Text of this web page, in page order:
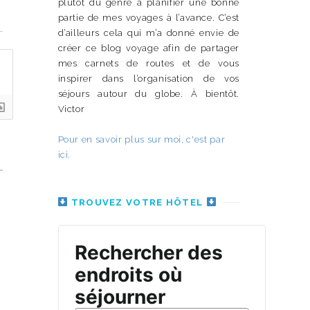
plutôt du genre à planifier une bonne
partie de mes voyages à l’avance. C’est
d’ailleurs cela qui m’a donné envie de
créer ce blog voyage afin de partager
mes carnets de routes et de vous
inspirer dans l’organisation de vos
séjours autour du globe. À bientôt.
Victor
Pour en savoir plus sur moi, c'est par
ici.
TROUVEZ VOTRE HÔTEL